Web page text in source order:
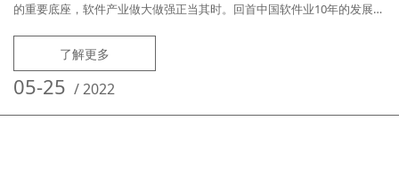
的重要底座，软件产业做大做强正当其时。回首中国软件业10年的发展历
增长了近3倍，一直保持两位数的高增长。增长背后的秘诀是什么？2012
年以前，在全球信息产业蓬勃发展的大潮下，我国主动融入全球软件产业
链分工，各行业信息化应用需求旺盛，软件产业保持高速增长，却长
了解更多
05-25 /2022